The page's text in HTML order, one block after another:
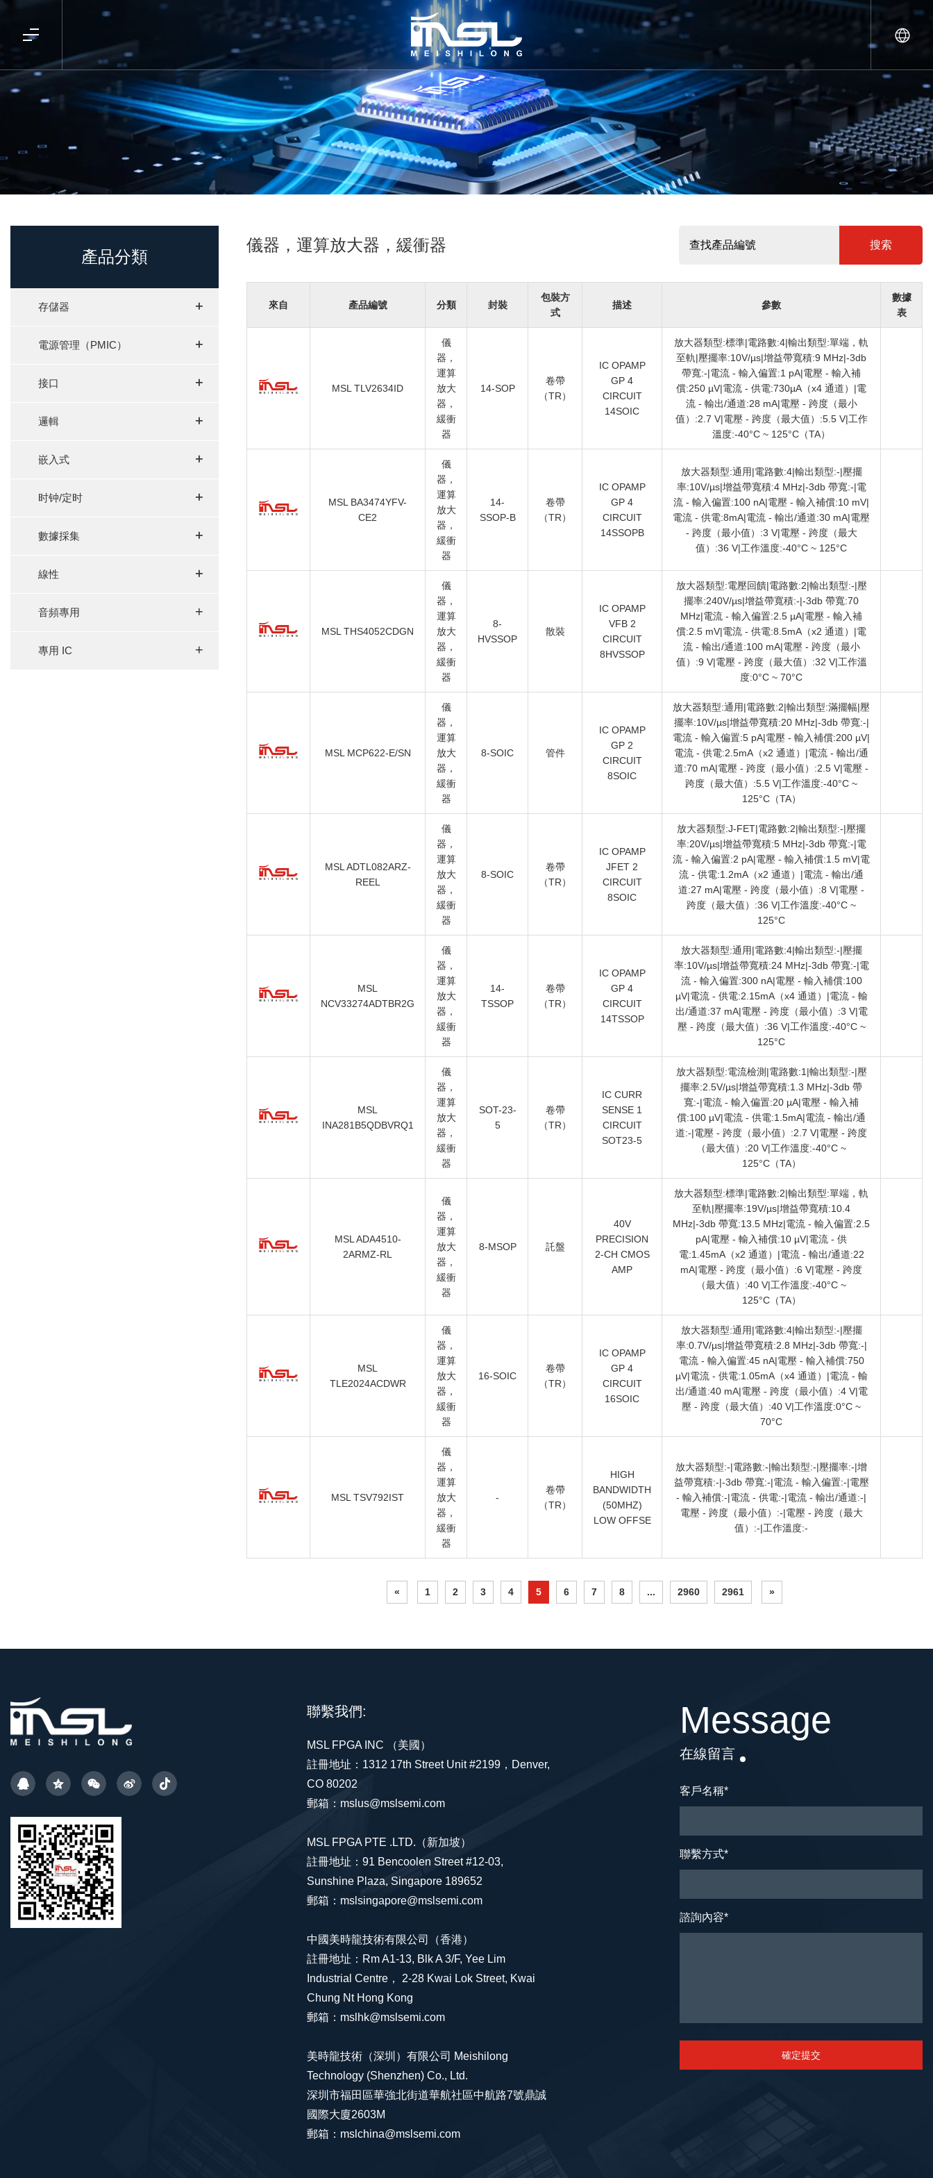
產品分類
存儲器 +
+
電源管理（PMIC） +
+
接口 +
+
邏輯 +
+
嵌入式 +
+
时钟/定时 +
+
數據採集 +
+
線性 +
+
音頻專用 +
專用 IC +
儀器，運算放大器，緩衝器 搜索
來自 產品編號 分類 封裝
包裝方
式
描述 參數
數據
表
MSL TLV2634ID
儀
器，
運算
放大
器，
緩衝
器
14-SOP
卷帶
（TR）
IC OPAMP
GP 4
CIRCUIT
14SOIC
放大器類型:標準|電路數:4|輸出類型:單端，軌
至軌|壓擺率:10V/µs|增益帶寬積:9 MHz|-3db
帶寬:-|電流 - 輸入偏置:1 pA|電壓 - 輸入補
償:250 µV|電流 - 供電:730µA（x4 通道）|電
流 - 輸出/通道:28 mA|電壓 - 跨度（最小
值）:2.7 V|電壓 - 跨度（最大值）:5.5 V|工作
溫度:-40°C ~ 125°C（TA）
MSL BA3474YFV-
CE2
儀
器，
運算
放大
器，
緩衝
器
14-
SSOP-B
卷帶
（TR）
IC OPAMP
GP 4
CIRCUIT
14SSOPB
放大器類型:通用|電路數:4|輸出類型:-|壓擺
率:10V/µs|增益帶寬積:4 MHz|-3db 帶寬:-|電
流 - 輸入偏置:100 nA|電壓 - 輸入補償:10 mV|
電流 - 供電:8mA|電流 - 輸出/通道:30 mA|電壓
- 跨度（最小值）:3 V|電壓 - 跨度（最大
值）:36 V|工作溫度:-40°C ~ 125°C
MSL THS4052CDGN
儀
器，
運算
放大
器，
緩衝
器
8-
HVSSOP
散裝
IC OPAMP
VFB 2
CIRCUIT
8HVSSOP
放大器類型:電壓回饋|電路數:2|輸出類型:-|壓
擺率:240V/µs|增益帶寬積:-|-3db 帶寬:70
MHz|電流 - 輸入偏置:2.5 µA|電壓 - 輸入補
償:2.5 mV|電流 - 供電:8.5mA（x2 通道）|電
流 - 輸出/通道:100 mA|電壓 - 跨度（最小
值）:9 V|電壓 - 跨度（最大值）:32 V|工作溫
度:0°C ~ 70°C
MSL MCP622-E/SN
儀
器，
運算
放大
器，
緩衝
器
8-SOIC 管件
IC OPAMP
GP 2
CIRCUIT
8SOIC
放大器類型:通用|電路數:2|輸出類型:滿擺幅|壓
擺率:10V/µs|增益帶寬積:20 MHz|-3db 帶寬:-|
電流 - 輸入偏置:5 pA|電壓 - 輸入補償:200 µV|
電流 - 供電:2.5mA（x2 通道）|電流 - 輸出/通
道:70 mA|電壓 - 跨度（最小值）:2.5 V|電壓 -
跨度（最大值）:5.5 V|工作溫度:-40°C ~
125°C（TA）
MSL ADTL082ARZ-
REEL
儀
器，
運算
放大
器，
緩衝
器
8-SOIC
卷帶
（TR）
IC OPAMP
JFET 2
CIRCUIT
8SOIC
放大器類型:J-FET|電路數:2|輸出類型:-|壓擺
率:20V/µs|增益帶寬積:5 MHz|-3db 帶寬:-|電
流 - 輸入偏置:2 pA|電壓 - 輸入補償:1.5 mV|電
流 - 供電:1.2mA（x2 通道）|電流 - 輸出/通
道:27 mA|電壓 - 跨度（最小值）:8 V|電壓 -
跨度（最大值）:36 V|工作溫度:-40°C ~
125°C
MSL
NCV33274ADTBR2G
儀
器，
運算
放大
器，
緩衝
器
14-
TSSOP
卷帶
（TR）
IC OPAMP
GP 4
CIRCUIT
14TSSOP
放大器類型:通用|電路數:4|輸出類型:-|壓擺
率:10V/µs|增益帶寬積:24 MHz|-3db 帶寬:-|電
流 - 輸入偏置:300 nA|電壓 - 輸入補償:100
µV|電流 - 供電:2.15mA（x4 通道）|電流 - 輸
出/通道:37 mA|電壓 - 跨度（最小值）:3 V|電
壓 - 跨度（最大值）:36 V|工作溫度:-40°C ~
125°C
MSL
INA281B5QDBVRQ1
儀
器，
運算
放大
器，
緩衝
器
SOT-23-
5
卷帶
（TR）
IC CURR
SENSE 1
CIRCUIT
SOT23-5
放大器類型:電流檢測|電路數:1|輸出類型:-|壓
擺率:2.5V/µs|增益帶寬積:1.3 MHz|-3db 帶
寬:-|電流 - 輸入偏置:20 µA|電壓 - 輸入補
償:100 µV|電流 - 供電:1.5mA|電流 - 輸出/通
道:-|電壓 - 跨度（最小值）:2.7 V|電壓 - 跨度
（最大值）:20 V|工作溫度:-40°C ~
125°C（TA）
MSL ADA4510-
2ARMZ-RL
儀
器，
運算
放大
器，
緩衝
器
8-MSOP 託盤
40V
PRECISION
2-CH CMOS
AMP
放大器類型:標準|電路數:2|輸出類型:單端，軌
至軌|壓擺率:19V/µs|增益帶寬積:10.4
MHz|-3db 帶寬:13.5 MHz|電流 - 輸入偏置:2.5
pA|電壓 - 輸入補償:10 µV|電流 - 供
電:1.45mA（x2 通道）|電流 - 輸出/通道:22
mA|電壓 - 跨度（最小值）:6 V|電壓 - 跨度
（最大值）:40 V|工作溫度:-40°C ~
125°C（TA）
MSL
TLE2024ACDWR
儀
器，
運算
放大
器，
緩衝
器
16-SOIC
卷帶
（TR）
IC OPAMP
GP 4
CIRCUIT
16SOIC
放大器類型:通用|電路數:4|輸出類型:-|壓擺
率:0.7V/µs|增益帶寬積:2.8 MHz|-3db 帶寬:-|
電流 - 輸入偏置:45 nA|電壓 - 輸入補償:750
µV|電流 - 供電:1.05mA（x4 通道）|電流 - 輸
出/通道:40 mA|電壓 - 跨度（最小值）:4 V|電
壓 - 跨度（最大值）:40 V|工作溫度:0°C ~
70°C
MSL TSV792IST
儀
器，
運算
放大
器，
緩衝
器
-
卷帶
（TR）
HIGH
BANDWIDTH
(50MHZ)
LOW OFFSE
放大器類型:-|電路數:-|輸出類型:-|壓擺率:-|增
益帶寬積:-|-3db 帶寬:-|電流 - 輸入偏置:-|電壓
- 輸入補償:-|電流 - 供電:-|電流 - 輸出/通道:-|
電壓 - 跨度（最小值）:-|電壓 - 跨度（最大
值）:-|工作溫度:-
« 1 2 3 4 5 6 7 8 ... 2960 2961 »
聯繫我們:
MSL FPGA INC （美國）
註冊地址：1312 17th Street Unit #2199，Denver,
CO 80202
郵箱：mslus@mslsemi.com
MSL FPGA PTE .LTD.（新加坡）
註冊地址：91 Bencoolen Street #12-03,
Sunshine Plaza, Singapore 189652
郵箱：mslsingapore@mslsemi.com
中國美時龍技術有限公司（香港）
註冊地址：Rm A1-13, Blk A 3/F, Yee Lim
Industrial Centre， 2-28 Kwai Lok Street, Kwai
Chung Nt Hong Kong
郵箱：mslhk@mslsemi.com
美時龍技術（深圳）有限公司 Meishilong
Technology (Shenzhen) Co., Ltd.
深圳市福田區華強北街道華航社區中航路7號鼎誠
國際大廈2603M
郵箱：mslchina@mslsemi.com
Message
在線留言
客戶名稱*
聯繫方式*
諮詢內容*
確定提交